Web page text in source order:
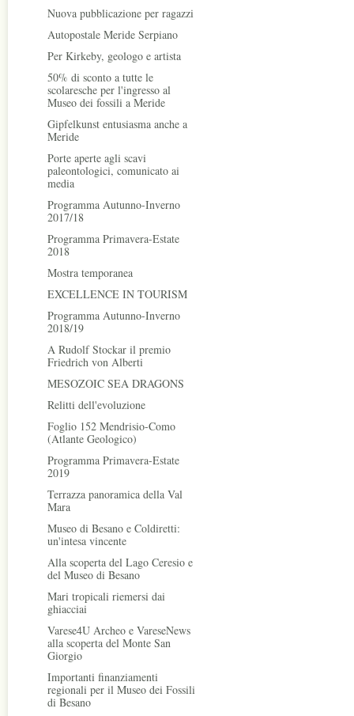
Nuova pubblicazione per ragazzi
Autopostale Meride Serpiano
Per Kirkeby, geologo e artista
50% di sconto a tutte le
scolaresche per l'ingresso al
Museo dei fossili a Meride
Gipfelkunst entusiasma anche a
Meride
Porte aperte agli scavi
paleontologici, comunicato ai
media
Programma Autunno-Inverno
2017/18
Programma Primavera-Estate
2018
Mostra temporanea
EXCELLENCE IN TOURISM
Programma Autunno-Inverno
2018/19
A Rudolf Stockar il premio
Friedrich von Alberti
MESOZOIC SEA DRAGONS
Relitti dell'evoluzione
Foglio 152 Mendrisio-Como
(Atlante Geologico)
Programma Primavera-Estate
2019
Terrazza panoramica della Val
Mara
Museo di Besano e Coldiretti:
un'intesa vincente
Alla scoperta del Lago Ceresio e
del Museo di Besano
Mari tropicali riemersi dai
ghiacciai
Varese4U Archeo e VareseNews
alla scoperta del Monte San
Giorgio
Importanti finanziamenti
regionali per il Museo dei Fossili
di Besano